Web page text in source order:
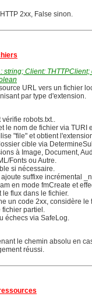
2xx, False sinon.
Client:
URL vers un fichier
par type d'extension.
robots.txt..
le nom de fichier via TURI
"file" et obtient
cible via
à Image, Document,
Fonts ou Autre.
si nécessaire.
suffixe incrémental
en mode fmCreate et
le flux dans le fichier.
un code 2xx, considère le
fichier partiel.
échecs via SafeLog.
le chemin absolu en
réussi.